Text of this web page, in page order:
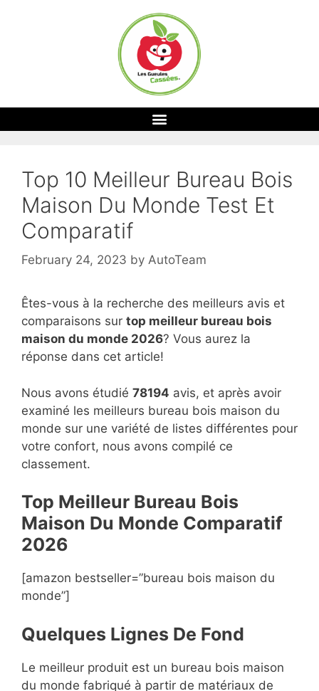
Top 10 Meilleur Bureau Bois
Maison Du Monde Test Et
Comparatif
February 24, 2023 by AutoTeam
Êtes-vous à la recherche des meilleurs avis et
comparaisons sur top meilleur bureau bois
maison du monde 2026? Vous aurez la
réponse dans cet article!
Nous avons étudié 78194 avis, et après avoir
examiné les meilleurs bureau bois maison du
monde sur une variété de listes différentes pour
votre confort, nous avons compilé ce
classement.
Top Meilleur Bureau Bois
Maison Du Monde Comparatif
2026
[amazon bestseller=”bureau bois maison du
monde”]
Quelques Lignes De Fond
Le meilleur produit est un bureau bois maison
du monde fabriqué à partir de matériaux de